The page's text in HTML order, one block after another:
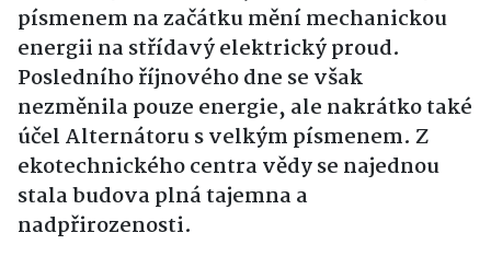
písmenem na začátku mění mechanickou
energii na střídavý elektrický proud.
Posledního říjnového dne se však
nezměnila pouze energie, ale nakrátko také
účel Alternátoru s velkým písmenem. Z
ekotechnického centra vědy se najednou
stala budova plná tajemna a
nadpřirozenosti.